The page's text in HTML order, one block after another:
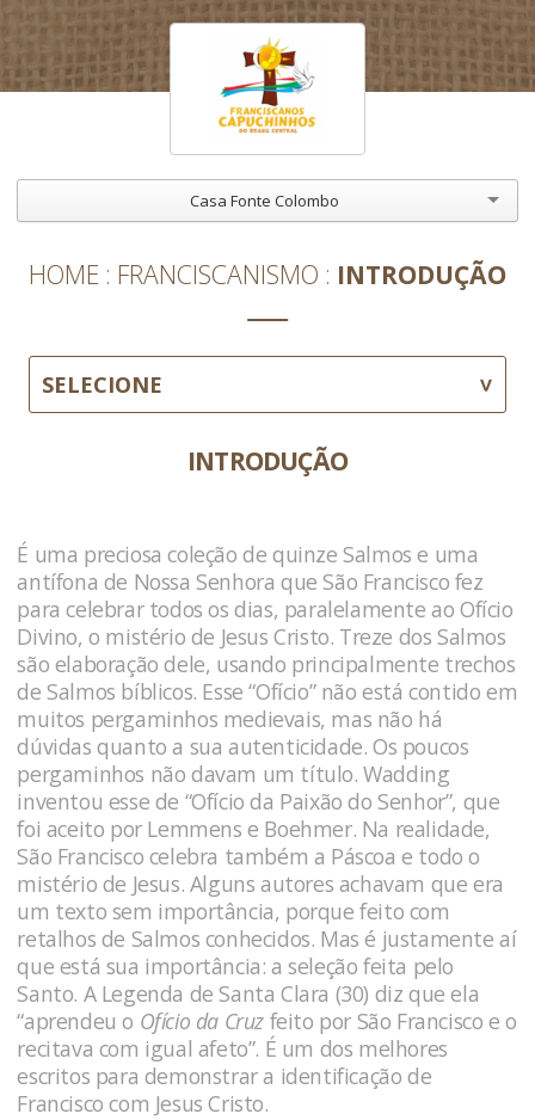
Casa Fonte Colombo
HOME FRANCISCANISMO INTRODUÇÃO
SELECIONE
INTRODUÇÃO
É uma preciosa coleção de quinze Salmos e uma
antífona de Nossa Senhora que São Francisco fez
para celebrar todos os dias, paralelamente ao Ofício
Divino, o mistério de Jesus Cristo. Treze dos Salmos
são elaboração dele, usando principalmente trechos
de Salmos bíblicos. Esse “Ofício” não está contido em
muitos pergaminhos medievais, mas não há
dúvidas quanto a sua autenticidade. Os poucos
pergaminhos não davam um título. Wadding
inventou esse de “Ofício da Paixão do Senhor”, que
foi aceito por Lemmens e Boehmer. Na realidade,
São Francisco celebra também a Páscoa e todo o
mistério de Jesus. Alguns autores achavam que era
um texto sem importância, porque feito com
retalhos de Salmos conhecidos. Mas é justamente aí
que está sua importância: a seleção feita pelo
Santo. A Legenda de Santa Clara (30) diz que ela
“aprendeu o Ofício da Cruz feito por São Francisco e o
recitava com igual afeto”. É um dos melhores
escritos para demonstrar a identificação de
Francisco com Jesus Cristo.